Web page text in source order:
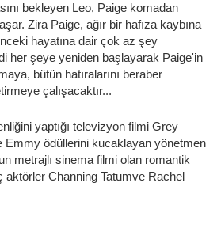
bekleyen Leo, Paige komadan
Zira Paige, ağır bir hafıza kaybına
hayatına dair çok az şey
her şeye yeniden başlayarak Paige'in
bütün hatıralarını beraber
çalışacaktır...
yaptığı televizyon filmi Grey
Emmy ödüllerini kucaklayan yönetmen
metrajlı sinema filmi olan romantik
aktörler Channing Tatumve Rachel